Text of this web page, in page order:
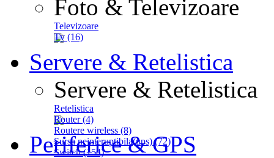
Foto & Televizoare
Televizoare
Tv (16)
Servere & Retelistica
Servere & Retelistica
Retelistica
Router (4)
Routere wireless (8)
Sursa neinteruptibila(ups) (72)
Switch (154)
Periferice & GPS